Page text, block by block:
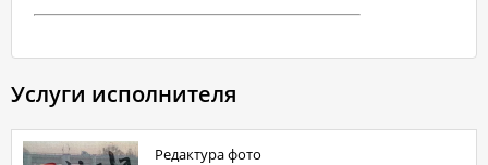
Услуги исполнителя
Редактура фото